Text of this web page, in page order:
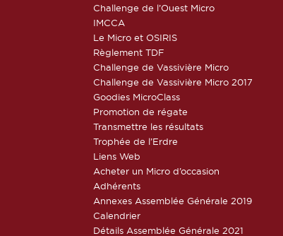
Challenge de l’Ouest Micro
IMCCA
Le Micro et OSIRIS
Règlement TDF
Challenge de Vassivière Micro
Challenge de Vassivière Micro 2017
Goodies MicroClass
Promotion de régate
Transmettre les résultats
Trophée de l’Erdre
Liens Web
Acheter un Micro d’occasion
Adhérents
Annexes Assemblée Générale 2019
Calendrier
Détails Assemblée Générale 2021